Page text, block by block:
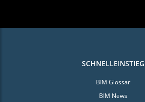
SCHNELLEINSTIEG
BIM Glossar
BIM News